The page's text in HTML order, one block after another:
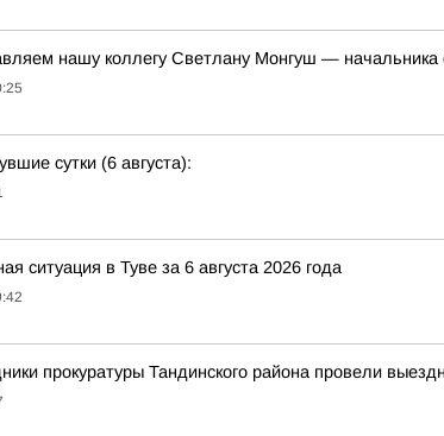
нашу коллегу Светлану Монгуш — начальника
сутки (6 августа):
ситуация в Туве за 6 августа 2026 года
прокуратуры Тандинского района провели